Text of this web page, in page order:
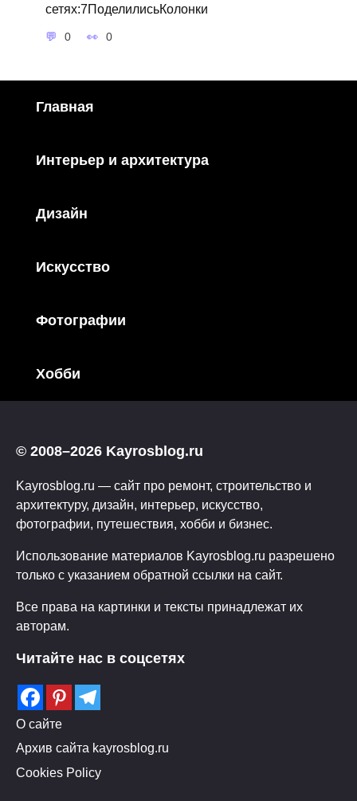
сетях:7ПоделилисьКолонки
0 0
Главная
Интерьер и архитектура
Дизайн
Искусство
Фотографии
Хобби
© 2008–2026 Kayrosblog.ru
Kayrosblog.ru — сайт про ремонт, строительство и
архитектуру, дизайн, интерьер, искусство,
фотографии, путешествия, хобби и бизнес.
Использование материалов Kayrosblog.ru разрешено
только с указанием обратной ссылки на сайт.
Все права на картинки и тексты принадлежат их
авторам.
Читайте нас в соцсетях
О сайте
Архив сайта kayrosblog.ru
Cookies Policy